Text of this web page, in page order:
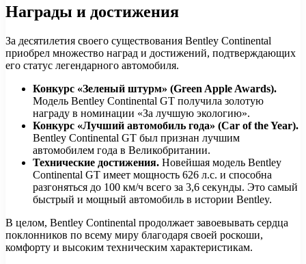
Награды и достижения
За десятилетия своего существования Bentley Continental
приобрел множество наград и достижений, подтверждающих
его статус легендарного автомобиля.
Конкурс «Зеленый штурм» (Green Apple Awards).
Модель Bentley Continental GT получила золотую
награду в номинации «За лучшую экологию».
Конкурс «Лучший автомобиль года» (Car of the Year).
Bentley Continental GT был признан лучшим
автомобилем года в Великобритании.
Технические достижения. Новейшая модель Bentley
Continental GT имеет мощность 626 л.с. и способна
разгоняться до 100 км/ч всего за 3,6 секунды. Это самый
быстрый и мощный автомобиль в истории Bentley.
В целом, Bentley Continental продолжает завоевывать сердца
поклонников по всему миру благодаря своей роскоши,
комфорту и высоким техническим характеристикам.